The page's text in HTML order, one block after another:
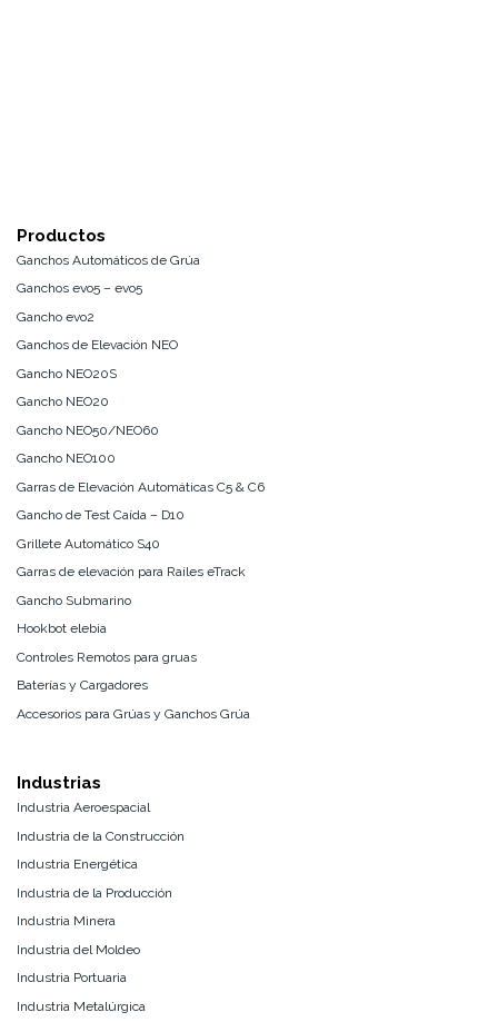
Productos
Ganchos Automáticos de Grúa
Ganchos evo5 – evo5
Gancho evo2
Ganchos de Elevación NEO
Gancho NEO20S
Gancho NEO20
Gancho NEO50/NEO60
Gancho NEO100
Garras de Elevación Automáticas C5 & C6
Gancho de Test Caída – D10
Grillete Automático S40
Garras de elevación para Raíles eTrack
Gancho Submarino
Hookbot elebia
Controles Remotos para gruas
Baterías y Cargadores
Accesorios para Grúas y Ganchos Grúa
Industrias
Industria Aeroespacial
Industria de la Construcción
Industria Energética
Industria de la Producción
Industria Minera
Industria del Moldeo
Industria Portuaria
Industria Metalúrgica